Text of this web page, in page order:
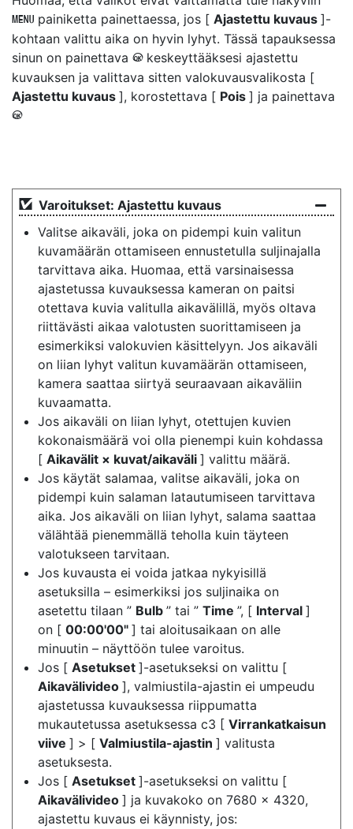
G painiketta painettaessa, jos [ Ajastettu kuvaus ]-
kohtaan valittu aika on hyvin lyhyt. Tässä tapauksessa
sinun on painettava J keskeyttääksesi ajastettu
kuvauksen ja valittava sitten valokuvausvalikosta [
Ajastettu kuvaus ], korostettava [ Pois ] ja painettava
J
Varoitukset: Ajastettu kuvaus
Valitse aikaväli, joka on pidempi kuin valitun
kuvamäärän ottamiseen ennustetulla suljinajalla
tarvittava aika. Huomaa, että varsinaisessa
ajastetussa kuvauksessa kameran on paitsi
otettava kuvia valitulla aikavälillä, myös oltava
riittävästi aikaa valotusten suorittamiseen ja
esimerkiksi valokuvien käsittelyyn. Jos aikaväli
on liian lyhyt valitun kuvamäärän ottamiseen,
kamera saattaa siirtyä seuraavaan aikaväliin
kuvaamatta.
Jos aikaväli on liian lyhyt, otettujen kuvien
kokonaismäärä voi olla pienempi kuin kohdassa
[ Aikavälit × kuvat/aikaväli ] valittu määrä.
Jos käytät salamaa, valitse aikaväli, joka on
pidempi kuin salaman latautumiseen tarvittava
aika. Jos aikaväli on liian lyhyt, salama saattaa
välähtää pienemmällä teholla kuin täyteen
valotukseen tarvitaan.
Jos kuvausta ei voida jatkaa nykyisillä
asetuksilla – esimerkiksi jos suljinaika on
asetettu tilaan ” Bulb ” tai ” Time ”, [ Interval ]
on [ 00:00'00" ] tai aloitusaikaan on alle
minuutin – näyttöön tulee varoitus.
Jos [ Asetukset ]-asetukseksi on valittu [
Aikavälivideo ], valmiustila-ajastin ei umpeudu
ajastetussa kuvauksessa riippumatta
mukautetussa asetuksessa c3 [ Virrankatkaisun
viive ] > [ Valmiustila-ajastin ] valitusta
asetuksesta.
Jos [ Asetukset ]-asetukseksi on valittu [
Aikavälivideo ] ja kuvakoko on 7680 × 4320,
ajastettu kuvaus ei käynnisty, jos: